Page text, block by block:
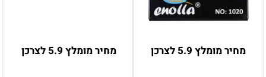
מחיר מומלץ 5.9 לצרכן מחיר מומלץ 5.9 לצרכן